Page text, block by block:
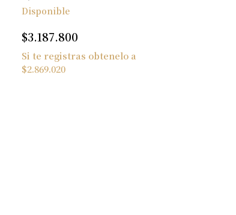
Disponible
$3.187.800
Si te registras obtenelo a
$2.869.020